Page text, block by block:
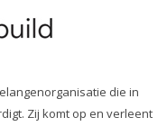
die in
Zij komt op en verleent